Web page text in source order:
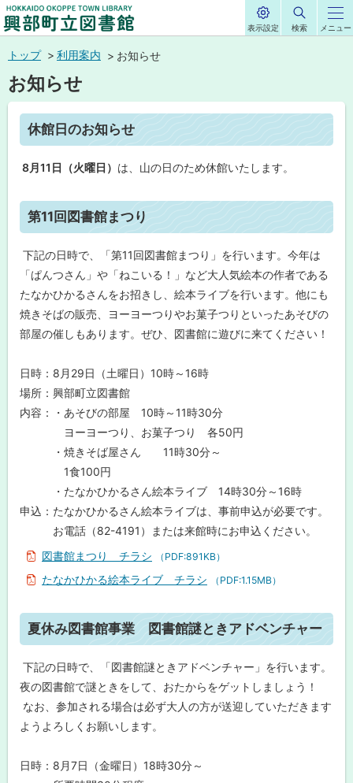
へ
興部町立図書館
HOKKAIDO OKOPPE TOWN LIBRARY
メニュー
表示設定 検索
トップ 利用案内 お知らせ
お知らせ
ペ
ー
ジ
内
目
館
日
お
知
ら
せ
第
11
書
館
ま
つ
書
業
図
書
謎
と
き
ド
ベ
ン
チ
ャ
ー
興
部
休館日のお知らせ
8月11日（火曜日） は、山の日のため休館いたします。
ト
ッ
プ
に
戻
る
第11回図書館まつり
下記の日時で、「第11回図書館まつり」を行います。今年は
「ぱんつさん」や「ねこいる！」など大人気絵本の作者である
たなかひかるさんをお招きし、絵本ライブを行います。他にも
焼きそばの販売、ヨーヨーつりやお菓子つりといったあそびの
部屋の催しもあります。ぜひ、図書館に遊びに来てください！
日時：8月29日（土曜日）10時～16時
場所：興部町立図書館
内容：・あそびの部屋 10時～11時30分
ヨーヨーつり、お菓子つり 各50円
・焼きそば屋さん 11時30分～
1食100円
・たなかひかるさん絵本ライブ 14時30分～16時
申込：たなかひかるさん絵本ライブは、事前申込が必要です。
お電話（82-4191）または来館時にお申込ください。
図書館まつり チラシ
（PDF:891KB）
たなかひかる絵本ライブ チラシ （PDF:1.15MB）
ト
ッ
プ
に
戻
る
夏休み図書館事業 図書館謎ときアドベンチャー
下記の日時で、「図書館謎ときアドベンチャー」を行います。
夜の図書館で謎ときをして、おたからをゲットしましょう！
なお、参加される場合は必ず大人の方が送迎していただきます
ようよろしくお願いします。
日時：8月7日（金曜日）18時30分～